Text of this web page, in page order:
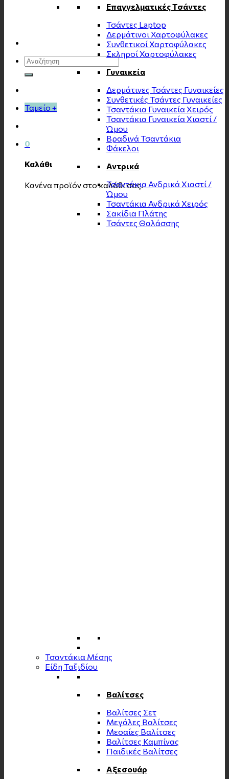
Αναζήτηση
για:
Ταμείο +
0
Καλάθι
Κανένα προϊόν στο καλάθι σας.
Επαγγελματικές Τσάντες
Τσάντες Laptop
Δερμάτινοι Χαρτοφύλακες
Συνθετικοί Χαρτοφύλακες
Σκληροί Χαρτοφύλακες
Γυναικεία
Δερμάτινες Τσάντες Γυναικείες
Συνθετικές Τσάντες Γυναικείες
Τσαντάκια Γυναικεία Χειρός
Τσαντάκια Γυναικεία Χιαστί /
Ώμου
Βραδινά Τσαντάκια
Φάκελοι
Αντρικά
Τσαντάκια Ανδρικά Χιαστί /
Ώμου
Τσαντάκια Ανδρικά Χειρός
Σακίδια Πλάτης
Τσάντες Θαλάσσης
Τσαντάκια Μέσης
Είδη Ταξιδίου
Βαλίτσες
Βαλίτσες Σετ
Μεγάλες Βαλίτσες
Μεσαίες Βαλίτσες
Βαλίτσες Καμπίνας
Παιδικές Βαλίτσες
Αξεσουάρ